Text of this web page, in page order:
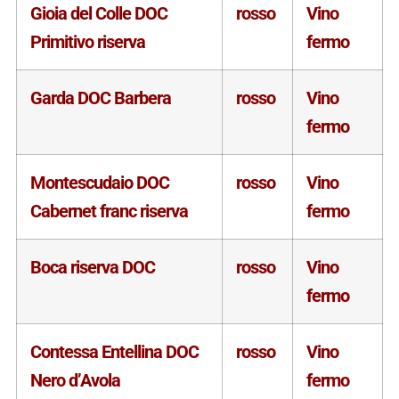
Gioia del Colle DOC
Primitivo riserva
rosso
Vino
fermo
Garda DOC Barbera rosso
Vino
fermo
Montescudaio DOC
Cabernet franc riserva
rosso
Vino
fermo
Boca riserva DOC rosso
Vino
fermo
Contessa Entellina DOC
Nero d’Avola
rosso
Vino
fermo